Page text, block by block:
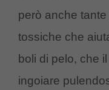
però anche
tossiche che
boli di pelo, che
ingoiare